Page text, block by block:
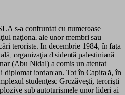
s-a confruntat cu numeroase
naţional ale unor membri sau
teroriste. In decembrie 1984, în faţa
organizaţia disidentă palestiniană
(Abu Nidal) a comis un atentat
diplomat iordanian. Tot în Capitală, în
studenţesc Grozăveşti, terorişti
sub autoturismele unor lideri ai